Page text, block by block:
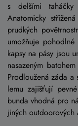
s delšími
Anatomicky
prudkých
umožňuje
kapsy na pásy jsou
nasazeným
Prodloužená záda a
lemu zajišťují
bunda vhodná pro
jiných outdoorových